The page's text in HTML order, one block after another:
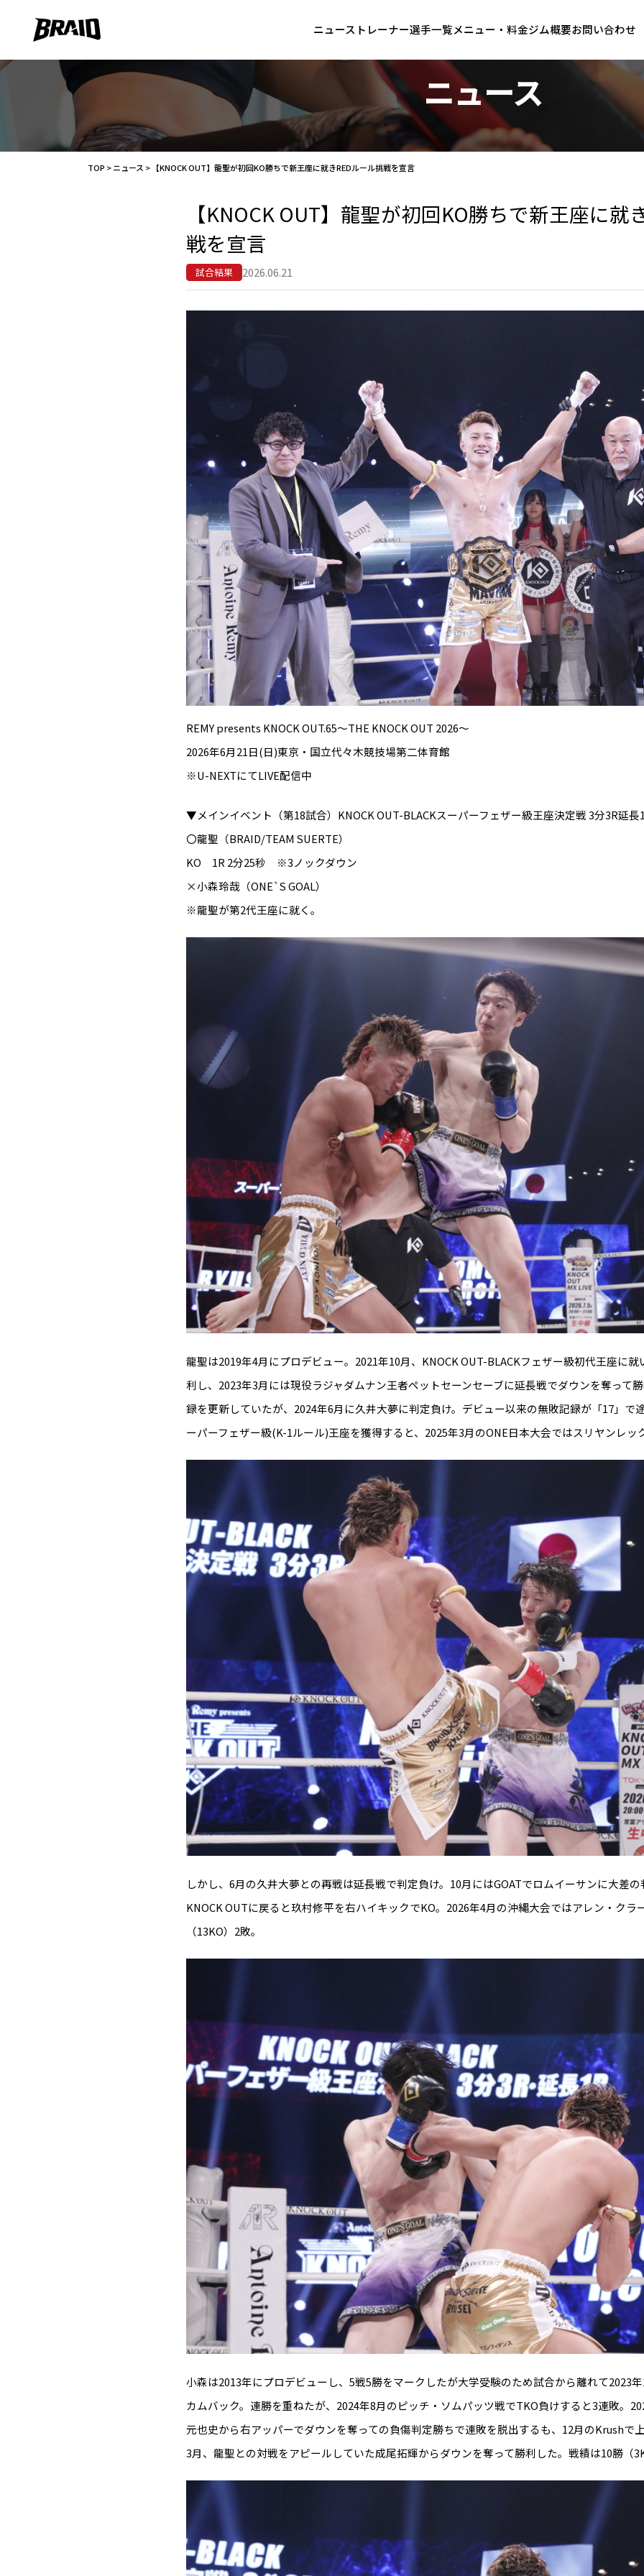
ニュース トレーナー選手一覧メニュー・料金ジム概要お問い合わせ
ニュース
TOP >ニュース > 【KNOCK OUT】龍聖が初回KO勝ちで新王座に就きREDルール挑戦を宣言
【KNOCK OUT】龍聖が初回KO勝ちで新王座に就
戦を宣言
試合結果 2026.06.21
REMY presents KNOCK OUT.65～THE KNOCK OUT 2026～
2026年6月21日(日)東京・国立代々木競技場第二体育館
※U-NEXTにてLIVE配信中
▼メインイベント（第18試合）KNOCK OUT-BLACKスーパーフェザー級王座決定戦 3分3R延長
〇龍聖（BRAID/TEAM SUERTE）
KO 1R 2分25秒 ※3ノックダウン
×小森玲哉（ONE`S GOAL）
※龍聖が第2代王座に就く。
龍聖は2019年4月にプロデビュー。2021年10月、KNOCK OUT-BLACKフェザー級初代王座に
利し、2023年3月には現役ラジャダムナン王者ペットセーンセーブに延長戦でダウンを奪って
録を更新していたが、2024年6月に久井大夢に判定負け。デビュー以来の無敗記録が「17」で
ーパーフェザー級(K-1ルール)王座を獲得すると、2025年3月のONE日本大会ではスリヤンレッ
しかし、6月の久井大夢との再戦は延長戦で判定負け。10月にはGOATでロムイーサンに大差
KNOCK OUTに戻ると玖村修平を右ハイキックでKO。2026年4月の沖縄大会ではアレン・クラ
（13KO）2敗。
小森は2013年にプロデビューし、5戦5勝をマークしたが大学受験のため試合から離れて2023
カムバック。連勝を重ねたが、2024年8月のピッチ・ソムパッツ戦でTKO負けすると3連敗。
元也史から右アッパーでダウンを奪っての負傷判定勝ちで連敗を脱出するも、12月のKrushで
3月、龍聖との対戦をアピールしていた成尾拓輝からダウンを奪って勝利した。戦績は10勝（